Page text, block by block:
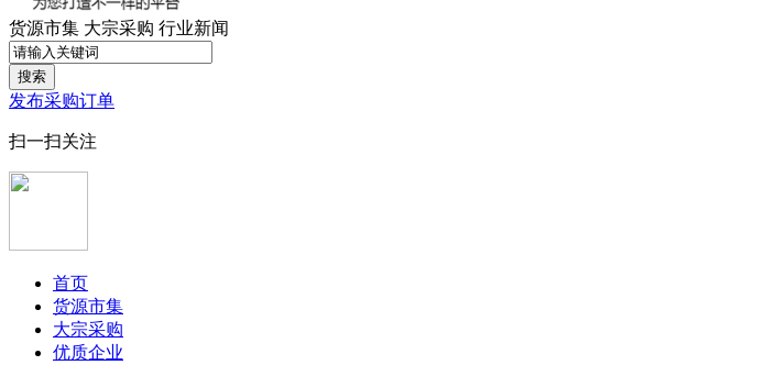
货源市集 大宗采购 行业新闻
搜索
发布采购订单
扫一扫关注
首页
货源市集
大宗采购
优质企业